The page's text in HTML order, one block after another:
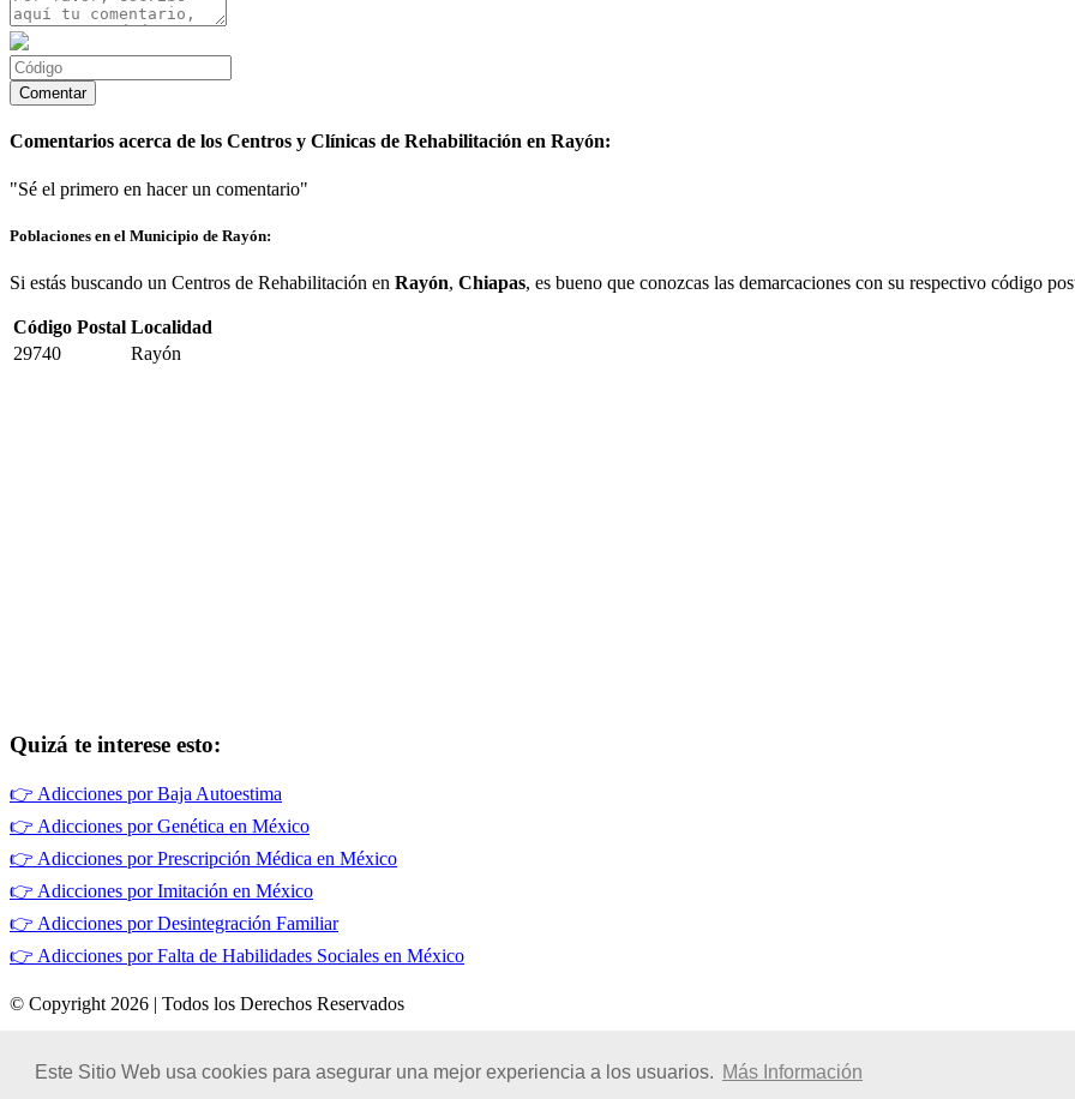
Este Sitio Web usa cookies para asegurar una mejor experiencia a los usuarios. Más Información
Comentarios acerca de los Centros y Clínicas de Rehabilitación en Rayón:
"Sé el primero en hacer un comentario"
Poblaciones en el Municipio de Rayón:
Si estás buscando un Centros de Rehabilitación en Rayón, Chiapas, es bueno que conozcas las demarcaciones con su respectivo código
Código Postal Localidad
29740
Rayón
Quizá te interese esto:
👉 Adicciones por Baja Autoestima
👉 Adicciones por Genética en México
👉 Adicciones por Prescripción Médica en México
👉 Adicciones por Imitación en México
👉 Adicciones por Desintegración Familiar
👉 Adicciones por Falta de Habilidades Sociales en México
© Copyright 2026 | Todos los Derechos Reservados
Políticas de Privacidad